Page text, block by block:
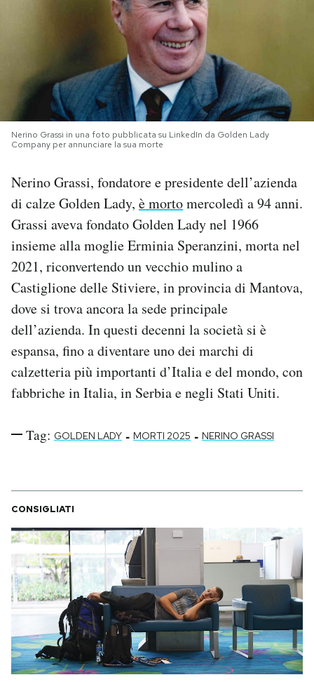
NEWSLETTER
I MIEI PREFERITI
CALENDARIO
AREA PERSONALE
Area Personale
Newsletter
Notifiche mobile
Hai bisogno di aiuto?
Esci
Nerino Grassi in una foto pubblicata su LinkedIn da Golden Lady
Company per annunciare la sua morte
Nerino Grassi, fondatore e presidente dell’azienda
di calze Golden Lady, è mortomercoledì a 94 anni.
Grassi aveva fondato Golden Lady nel 1966
insieme alla moglie Erminia Speranzini, morta nel
2021, riconvertendo un vecchio mulino a
Castiglione delle Stiviere, in provincia di Mantova,
dove si trova ancora la sede principale
dell’azienda. In questi decenni la società si è
espansa, fino a diventare uno dei marchi di
calzetteria più importanti d’Italia e del mondo, con
fabbriche in Italia, in Serbia e negli Stati Uniti.
Tag: GOLDEN LADY - MORTI 2025 - NERINO GRASSI
CONSIGLIATI